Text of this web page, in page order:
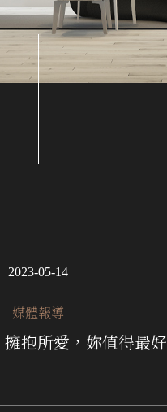
2023-05-14
媒體報導
擁抱所愛，妳值得最好